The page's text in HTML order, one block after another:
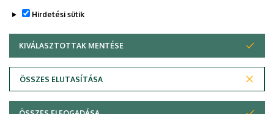
Adatvédelem
Hirdetési sütik
KIVÁLASZTOTTAK MENTÉSE
ÖSSZES ELUTASÍTÁSA
WITHDRAW CONSENT